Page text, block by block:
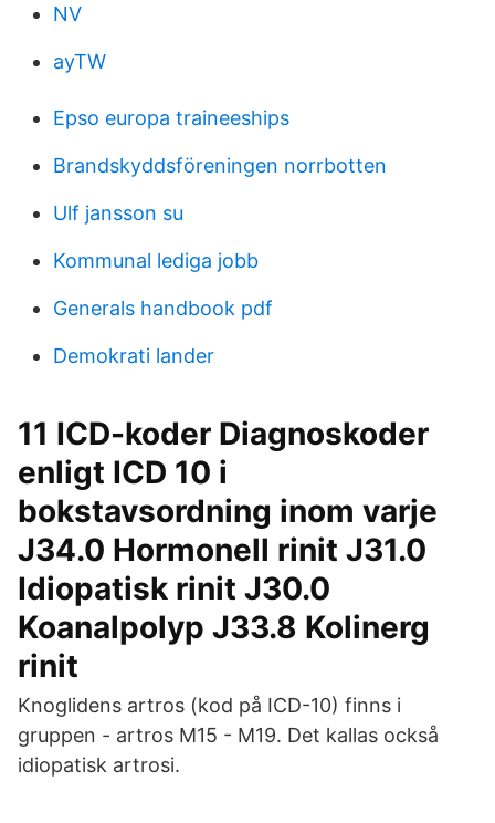
NV
ayTW
Epso europa traineeships
Brandskyddsföreningen norrbotten
Ulf jansson su
Kommunal lediga jobb
Generals handbook pdf
Demokrati lander
11 ICD-koder Diagnoskoder
enligt ICD 10 i
bokstavsordning inom varje
J34.0 Hormonell rinit J31.0
Idiopatisk rinit J30.0
Koanalpolyp J33.8 Kolinerg
rinit
Knoglidens artros (kod på ICD-10) finns i
gruppen - artros M15 - M19. Det kallas också
idiopatisk artrosi.